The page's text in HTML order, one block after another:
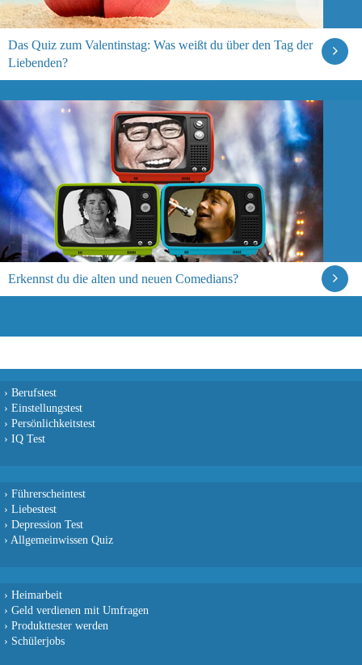
Das Quiz zum Valentinstag: Was weißt du über den Tag der
Liebenden?
Erkennst du die alten und neuen Comedians?
› Berufstest
› Einstellungstest
› Persönlichkeitstest
› IQ Test
› Führerscheintest
› Liebestest
› Depression Test
› Allgemeinwissen Quiz
› Heimarbeit
› Geld verdienen mit Umfragen
› Produkttester werden
› Schülerjobs